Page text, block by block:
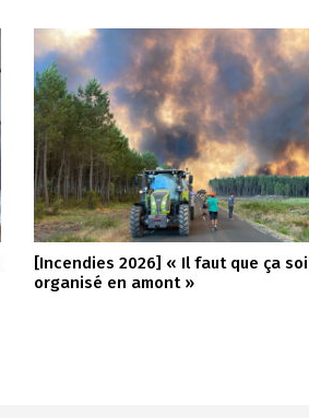
[Incendies 2026] « Il faut que ça
organisé en amont »